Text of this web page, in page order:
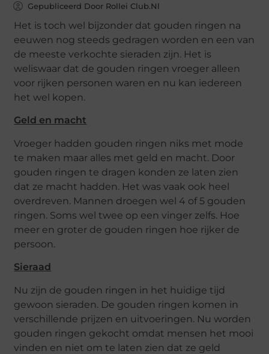
Gepubliceerd Door Rollei Club.nl
Het is toch wel bijzonder dat gouden ringen na
eeuwen nog steeds gedragen worden en een van
de meeste verkochte sieraden zijn. Het is
weliswaar dat de gouden ringen vroeger alleen
voor rijken personen waren en nu kan iedereen
het wel kopen.
Geld en macht
Vroeger hadden gouden ringen niks met mode
te maken maar alles met geld en macht. Door
gouden ringen te dragen konden ze laten zien
dat ze macht hadden. Het was vaak ook heel
overdreven. Mannen droegen wel 4 of 5 gouden
ringen. Soms wel twee op een vinger zelfs. Hoe
meer en groter de gouden ringen hoe rijker de
persoon.
Sieraad
Nu zijn de gouden ringen in het huidige tijd
gewoon sieraden. De gouden ringen komen in
verschillende prijzen en uitvoeringen. Nu worden
gouden ringen gekocht omdat mensen het mooi
vinden en niet om te laten zien dat ze geld